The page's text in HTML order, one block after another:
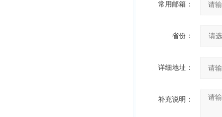
常用邮箱：
省份：
详细地址：
补充说明：